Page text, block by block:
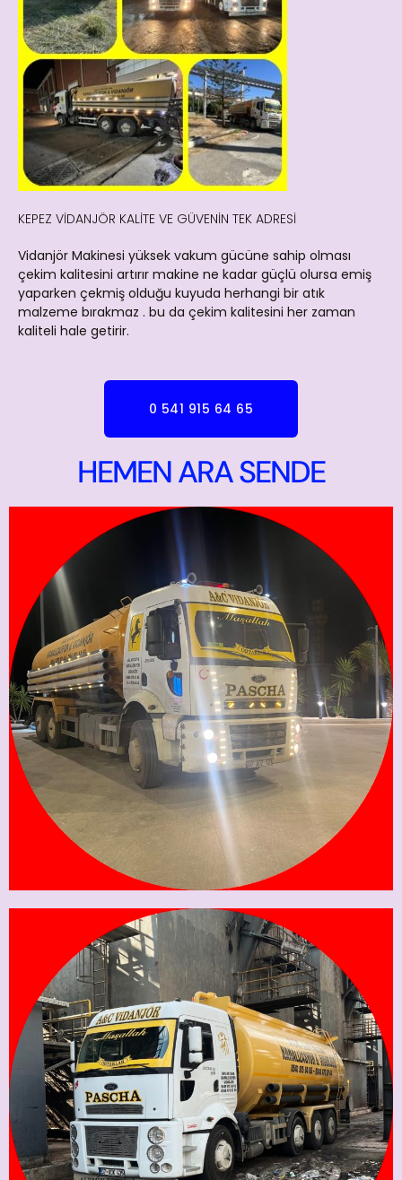
KEPEZ VİDANJÖR KALİTE VE GÜVENİN TEK ADRESİ
Vidanjör Makinesi yüksek vakum gücüne sahip olması
çekim kalitesini artırır makine ne kadar güçlü olursa emiş
yaparken çekmiş olduğu kuyuda herhangi bir atık
malzeme bırakmaz . bu da çekim kalitesini her zaman
kaliteli hale getirir.
0 541 915 64 65
HEMEN ARA SENDE